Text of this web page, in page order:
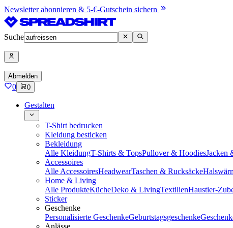
Newsletter abonnieren & 5-€-Gutschein sichern
Suche
Abmelden
0 0
Gestalten
T-Shirt bedrucken
Kleidung besticken
Bekleidung
Alle KleidungT-Shirts & TopsPullover & HoodiesJacken
Accessoires
Alle AccessoiresHeadwearTaschen & Rucksäcke
Home & Living
Alle ProdukteKücheDeko & LivingTextilienHaustier-
Sticker
Geschenke
Personalisierte GeschenkeGeburtstagsgeschenke